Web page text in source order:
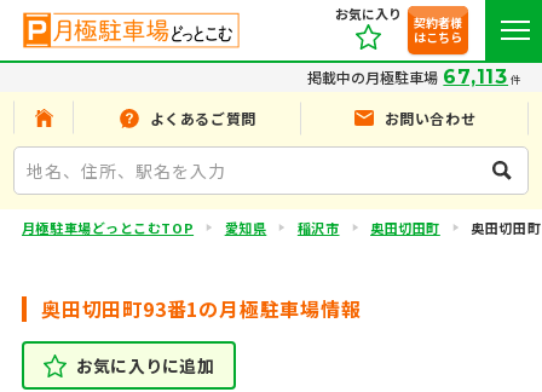
お気に入り
契約者様
はこちら
掲載中の月極駐車場 67,113 件
よくあるご質問 お問い合わせ
月極駐車場どっとこむTOP 愛知県 稲沢市 奥田切田町 奥田切田
奥田切田町93番1の月極駐車場情報
お気に入りに追加